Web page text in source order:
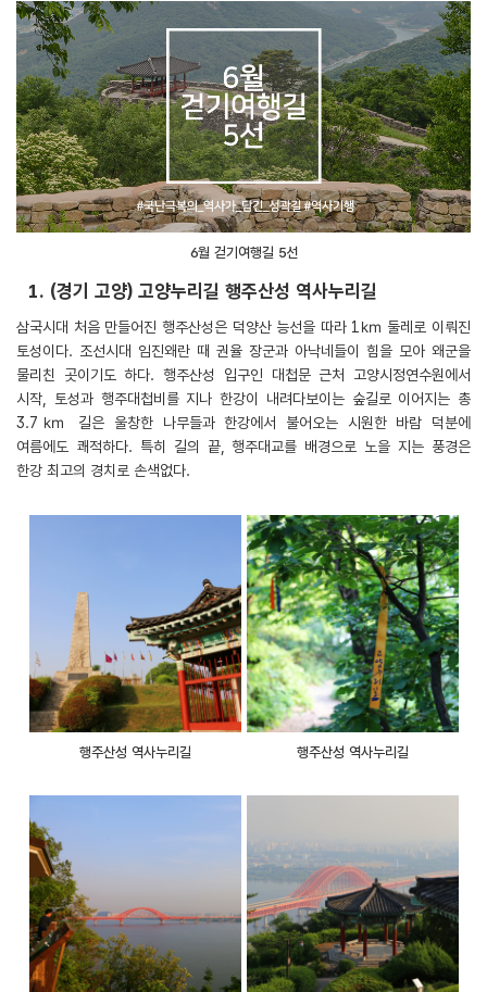
6월 걷기여행길 5선
1. (경기 고양) 고양누리길 행주산성 역사누리길
삼국시대 처음 만들어진 행주산성은 덕양산 능선을 따라 1㎞ 둘레로 이뤄진
토성이다. 조선시대 임진왜란 때 권율 장군과 아낙네들이 힘을 모아 왜군을
물리친 곳이기도 하다. 행주산성 입구인 대첩문 근처 고양시정연수원에서
시작, 토성과 행주대첩비를 지나 한강이 내려다보이는 숲길로 이어지는 총
3.7㎞ 길은 울창한 나무들과 한강에서 불어오는 시원한 바람 덕분에
여름에도 쾌적하다. 특히 길의 끝, 행주대교를 배경으로 노을 지는 풍경은
한강 최고의 경치로 손색없다.
행주산성 역사누리길 행주산성 역사누리길